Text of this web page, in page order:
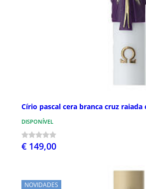
Círio pascal cera branca cruz raiada
DISPONÍVEL
€ 149,00
NOVIDADES